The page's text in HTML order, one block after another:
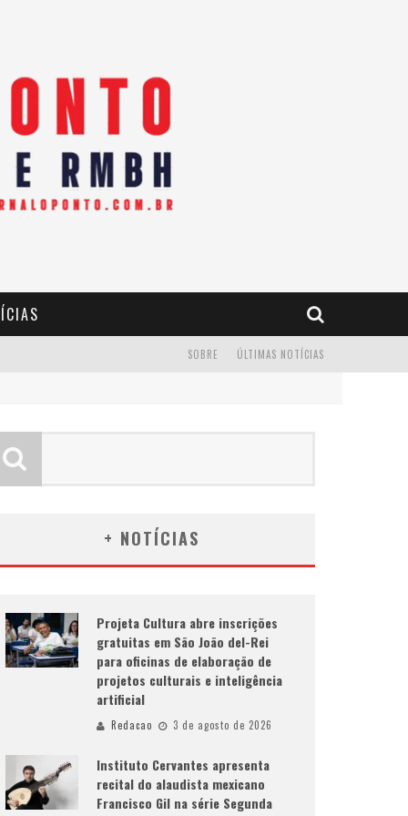
ÚLTIMAS NOTÍCIAS
SOBRE
+ NOTÍCIAS
Projeta Cultura abre inscrições
gratuitas em São João del-Rei
para oficinas de elaboração de
projetos culturais e inteligência
artificial
Redacao 3 de agosto de 2026
Instituto Cervantes apresenta
recital do alaudista mexicano
Francisco Gil na série Segunda